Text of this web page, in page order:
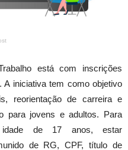
está com inscrições
A iniciativa tem como objetivo
reorientação de carreira e
para jovens e adultos. Para
idade de 17 anos, estar
de RG, CPF, título de